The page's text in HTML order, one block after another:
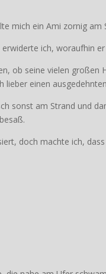
mich ein Ami zornig am
ich, woraufhin
ob seine vielen großen
einen
sonst am Strand und
doch machte ich,